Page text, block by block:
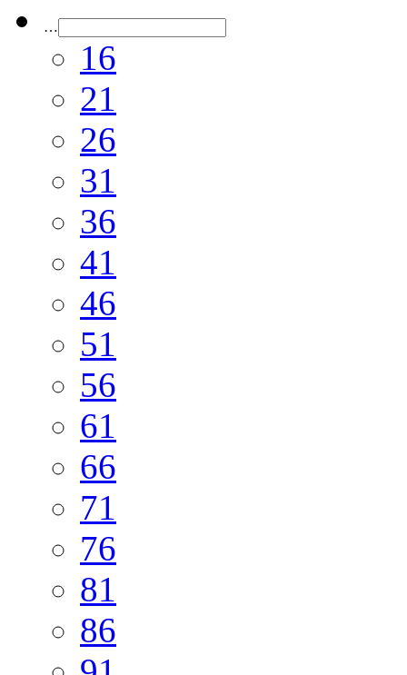
…
16
21
26
31
36
41
46
51
56
61
66
71
76
81
86